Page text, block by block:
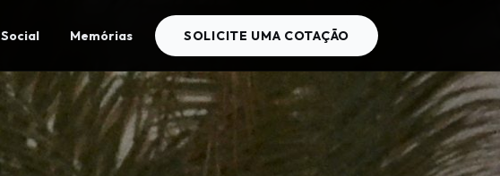
Social Memórias SOLICITE UMA COTAÇÃO